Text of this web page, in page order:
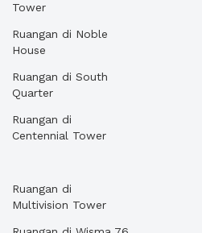
Tower
Ruangan di Noble
House
Ruangan di South
Quarter
Ruangan di
Centennial Tower
Ruangan di
Multivision Tower